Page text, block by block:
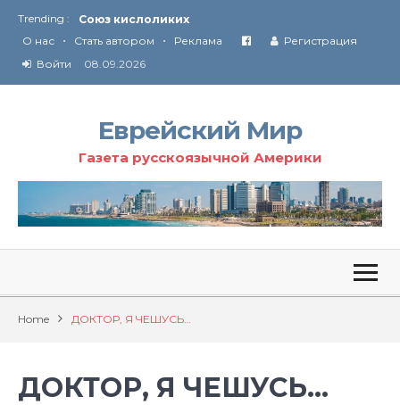
Trending :
Соглашение США с Ираном
Технология Революции в Иране
От Ирана до Ливана и Газы
О нас • Стать автором • Реклама
Регистрация
Войти
08.09.2026
Еврейский Мир
Газета русскоязычной Америки
Home ДОКТОР, Я ЧЕШУСЬ…
ДОКТОР, Я ЧЕШУСЬ…